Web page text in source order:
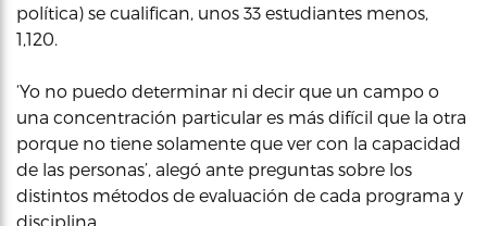
política) se cualifican, unos 33 estudiantes menos,
1,120.
‘Yo no puedo determinar ni decir que un campo o
una concentración particular es más difícil que la otra
porque no tiene solamente que ver con la capacidad
de las personas’, alegó ante preguntas sobre los
distintos métodos de evaluación de cada programa y
disciplina.